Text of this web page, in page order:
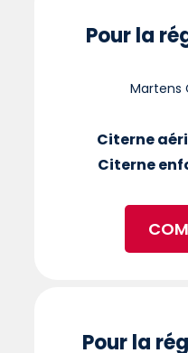
Pour la
Martens
Citerne
Citerne
Pour la